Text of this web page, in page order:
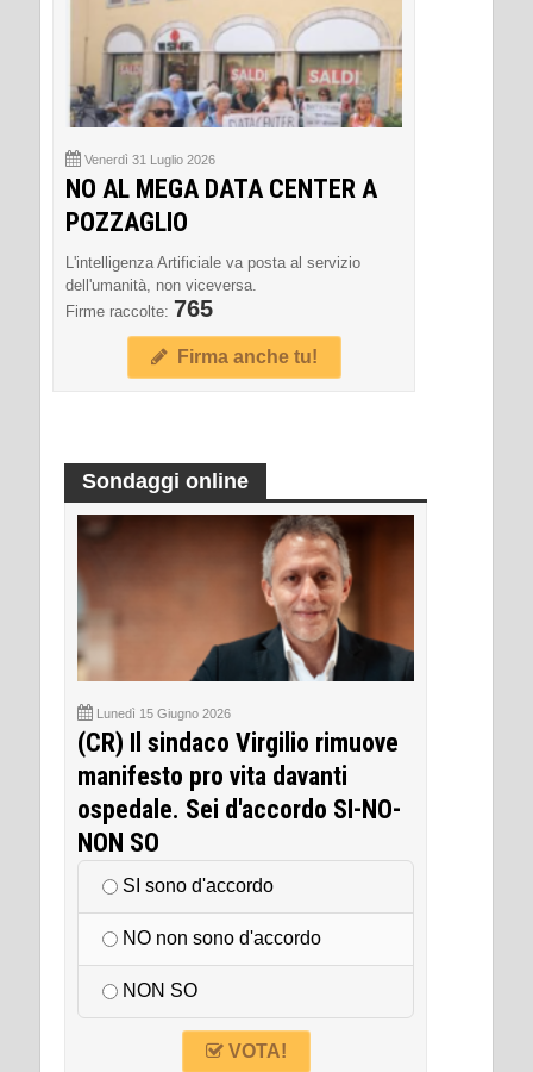
Venerdì 31 Luglio 2026
NO AL MEGA DATA CENTER A
POZZAGLIO
L'intelligenza Artificiale va posta al servizio
dell'umanità, non viceversa.
Firme raccolte: 765
Firma anche tu!
Sondaggi online
Lunedì 15 Giugno 2026
(CR) Il sindaco Virgilio rimuove
manifesto pro vita davanti
ospedale. Sei d'accordo SI-NO-
NON SO
SI sono d'accordo
NO non sono d'accordo
NON SO
VOTA!